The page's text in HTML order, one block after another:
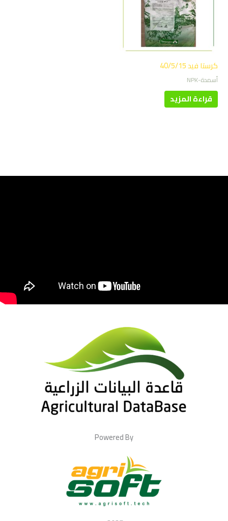
كرستا فيد 40/5/15
أسمدة-NPK
قراءة المزيد
Powered By